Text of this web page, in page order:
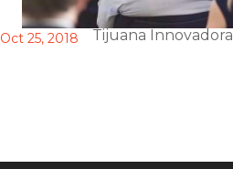
Tijuana Innovadora
Oct 25, 2018